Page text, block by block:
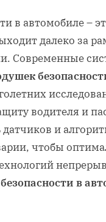
в автомобиле –
далеко за
Современные
водителя и
и
чтобы
в